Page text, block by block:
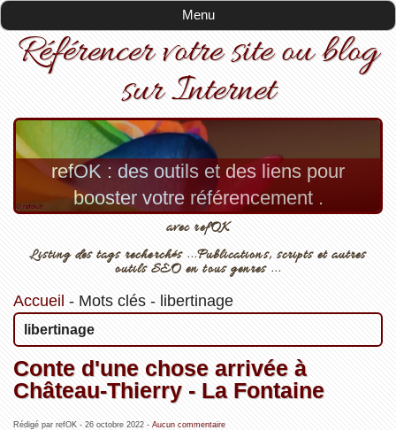
Menu
Référencer votre site ou blog
sur Internet
refOK : des outils et des liens pour
booster votre référencement .
avec refOK
Listing des tags recherchés ...Publications, scripts et autres
outils SEO en tous genres ...
Accueil - Mots clés- libertinage
libertinage
Conte d'une chose arrivée à
Château-Thierry - La Fontaine
Rédigé par refOK - 26 octobre 2022- Aucun commentaire